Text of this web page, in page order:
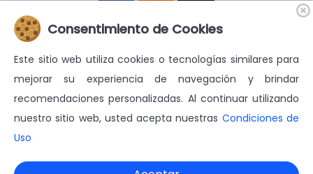
Utilizamos Cookies propias y de terceros para mejorar nuestros
servicios y mostrarte publicidad relacionada con tus
preferencias.
Más información enCondiciones de uso
reservados. RIF J-30713331-7 $geoip $CodigoPagina
Consentimiento de Cookies
Este sitio web utiliza cookies o tecnologías similares para
mejorar su experiencia de navegación y brindar
recomendaciones personalizadas. Al continuar utilizando
nuestro sitio web, usted acepta nuestras Condiciones de
Uso